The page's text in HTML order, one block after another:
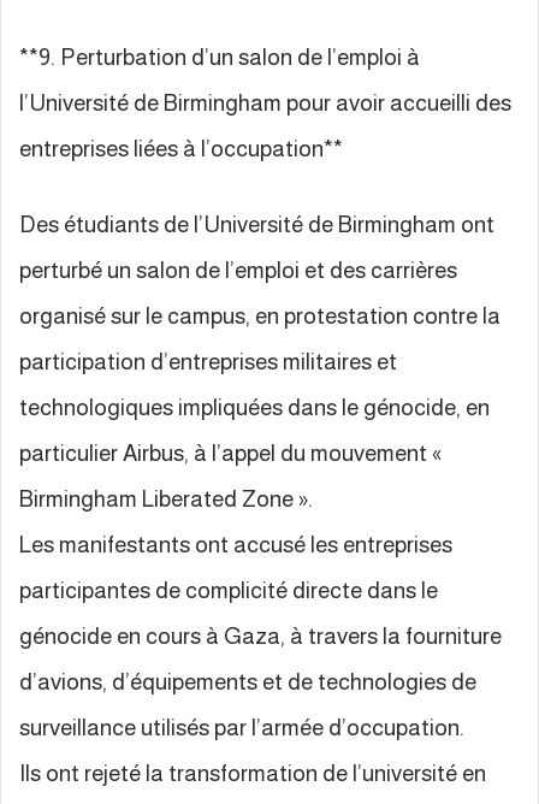
**9. Perturbation d’un salon de l’emploi à
l’Université de Birmingham pour avoir accueilli des
entreprises liées à l’occupation**
Des étudiants de l’Université de Birmingham ont
perturbé un salon de l’emploi et des carrières
organisé sur le campus, en protestation contre la
participation d’entreprises militaires et
technologiques impliquées dans le génocide, en
particulier Airbus, à l’appel du mouvement «
Birmingham Liberated Zone ».
Les manifestants ont accusé les entreprises
participantes de complicité directe dans le
génocide en cours à Gaza, à travers la fourniture
d’avions, d’équipements et de technologies de
surveillance utilisés par l’armée d’occupation.
Ils ont rejeté la transformation de l’université en